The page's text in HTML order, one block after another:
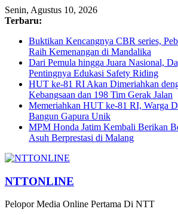
Senin, Agustus 10, 2026
Terbaru:
Buktikan Kencangnya CBR series,
Raih Kemenangan di Mandalika
Dari Pemula hingga Juara Nasional,
Pentingnya Edukasi Safety Riding
HUT ke-81 RI Akan Dimeriahkan
Kebangsaan dan 198 Tim Gerak Jalan
Memeriahkan HUT ke-81 RI, Warga
Bangun Gapura Unik
MPM Honda Jatim Kembali Berikan
Asuh Berprestasi di Malang
NTTONLINE
Pelopor Media Online Pertama Di NTT